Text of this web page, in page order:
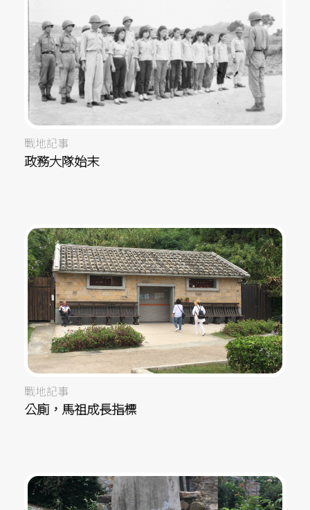
戰地記事
政務大隊始末
戰地記事
公廁，馬祖成長指標